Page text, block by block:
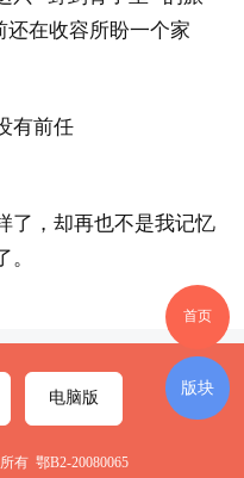
还在收容所盼一个家
有前任
了，却再也不是我记忆
首页
版块
电脑版
有 鄂B2-20080065